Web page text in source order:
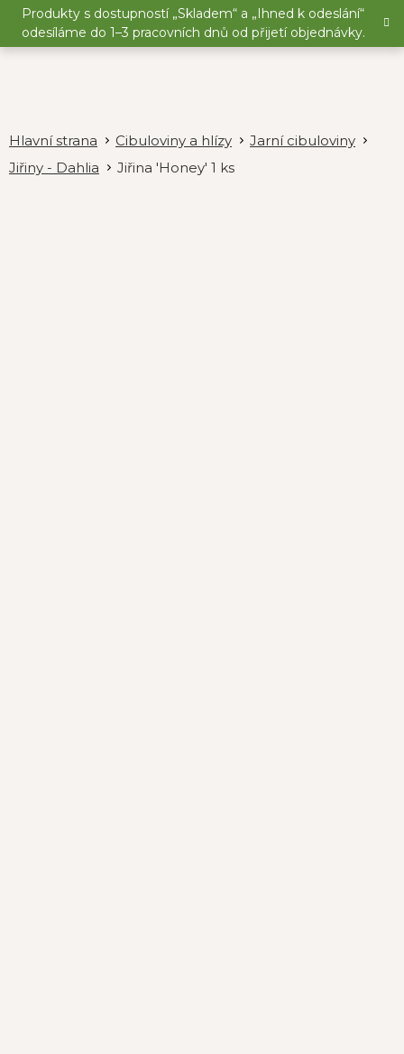
Přejít
obsah
Produkty s dostupností „Skladem“ a „Ihned k odeslání“
odesíláme do 1–3 pracovních dnů od přijetí objednávky.
Cibuloviny a hlízy
Jarní cibuloviny
Jiřiny - Dahlia
Jiřina 'Honey' 1 ks